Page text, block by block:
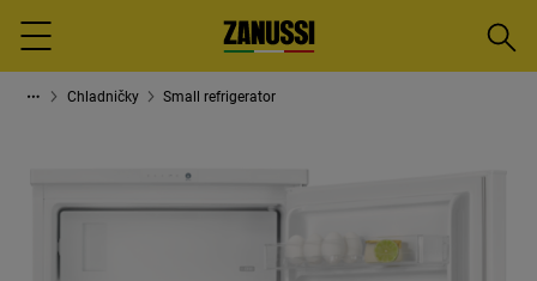
Menu
Chladničky Small refrigerator